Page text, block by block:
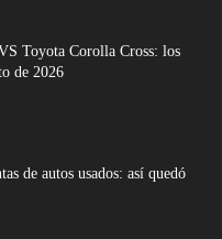
Toyota Corolla Cross: los
de 2026
de autos usados: así quedó